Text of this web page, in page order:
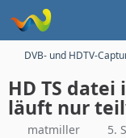
DVB- und HDTV-
HD TS
läuft nur
matmiller 5.